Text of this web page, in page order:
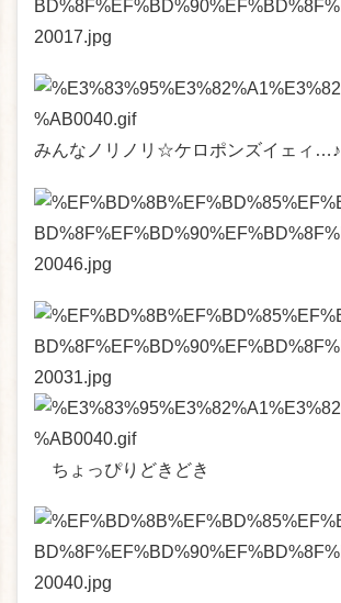
みんなノリノリ☆ケロポンズイェィ…♪
ちょっぴりどきどき